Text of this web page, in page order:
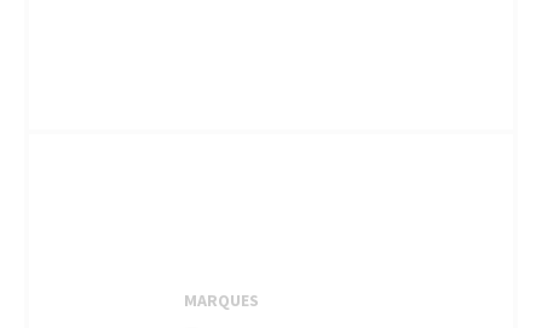
MARQUES